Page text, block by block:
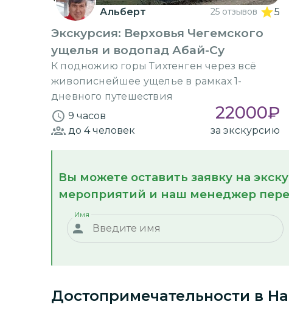
Альберт 25 отзывов 5
Экскурсия: Верховья Чегемского
ущелья и водопад Абай-Су
К подножию горы Тихтенген через всё
живописнейшее ущелье в рамках 1-
дневного путешествия
9 часов
22000₽
до 4человек за экскурсию
Вы можете оставить заявку на
мероприятий и наш менеджер
Имя
Достопримечательности в